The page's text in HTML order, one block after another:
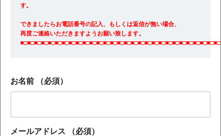
す。
できましたらお電話番号の記入、もしくは返信が無い場合、
再度ご連絡いただきますようお願い致します。
■□■□■□■□■□■□■□■□■□■□■□■□■□■□■□■□■□■□■□■□■□■□■□■□■□■□■□■□■□
お名前 （必須）
メールアドレス （必須）